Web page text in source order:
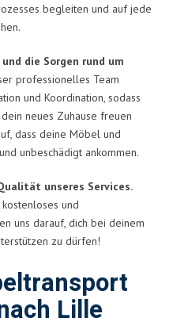
begleiten und auf jede
die Sorgen rund um
professionelles Team
und Koordination, sodass
neues Zuhause freuen
dass deine Möbel und
unbeschädigt ankommen.
unseres Services.
und
uns darauf, dich bei deinem
zu dürfen!
Lille